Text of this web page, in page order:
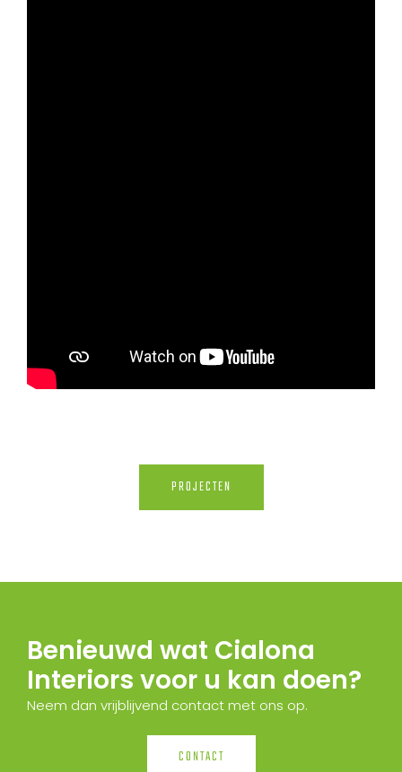
PROJECTEN
Benieuwd wat Cialona
Interiors voor u kan doen?
Neem dan vrijblijvend contact met ons op.
CONTACT